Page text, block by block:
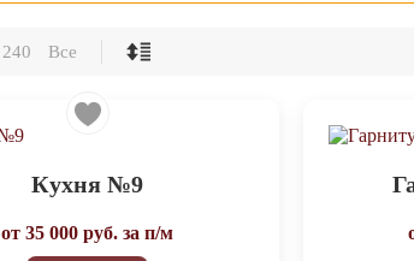
240 Все
Кухня №9
от35 000 руб. за п/м